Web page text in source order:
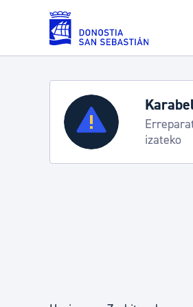
Eduki nagusira joan
Zerbitzuak
Errolda eta gai
Aste